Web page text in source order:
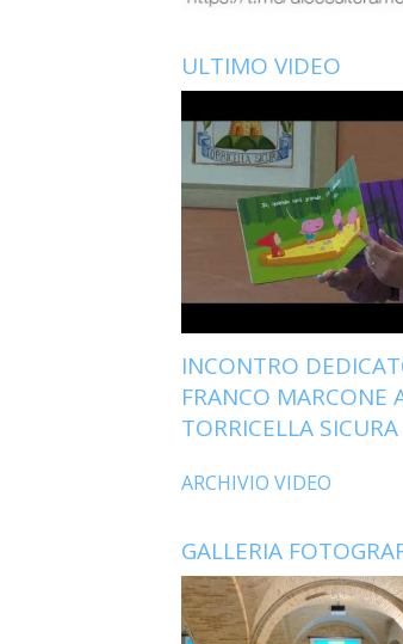
ULTIMO VIDEO
INCONTRO
FRANCO MARCONE
TORRICELLA SICURA
ARCHIVIO VIDEO
GALLERIA